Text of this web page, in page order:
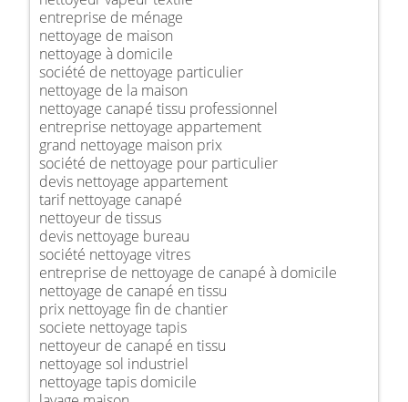
entreprise de ménage
nettoyage de maison
nettoyage à domicile
société de nettoyage particulier
nettoyage de la maison
nettoyage canapé tissu professionnel
entreprise nettoyage appartement
grand nettoyage maison prix
société de nettoyage pour particulier
devis nettoyage appartement
tarif nettoyage canapé
nettoyeur de tissus
devis nettoyage bureau
société nettoyage vitres
entreprise de nettoyage de canapé à domicile
nettoyage de canapé en tissu
prix nettoyage fin de chantier
societe nettoyage tapis
nettoyeur de canapé en tissu
nettoyage sol industriel
nettoyage tapis domicile